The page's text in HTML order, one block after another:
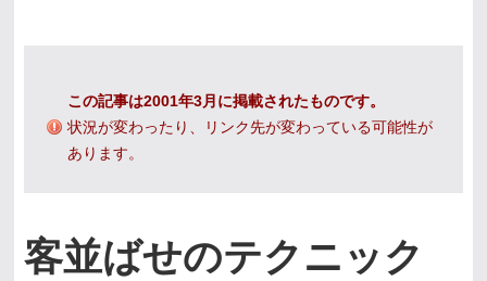
この記事は2001年3月に掲載されたものです。
状況が変わったり、リンク先が変わっている可能性が
あります。
客並ばせのテクニック